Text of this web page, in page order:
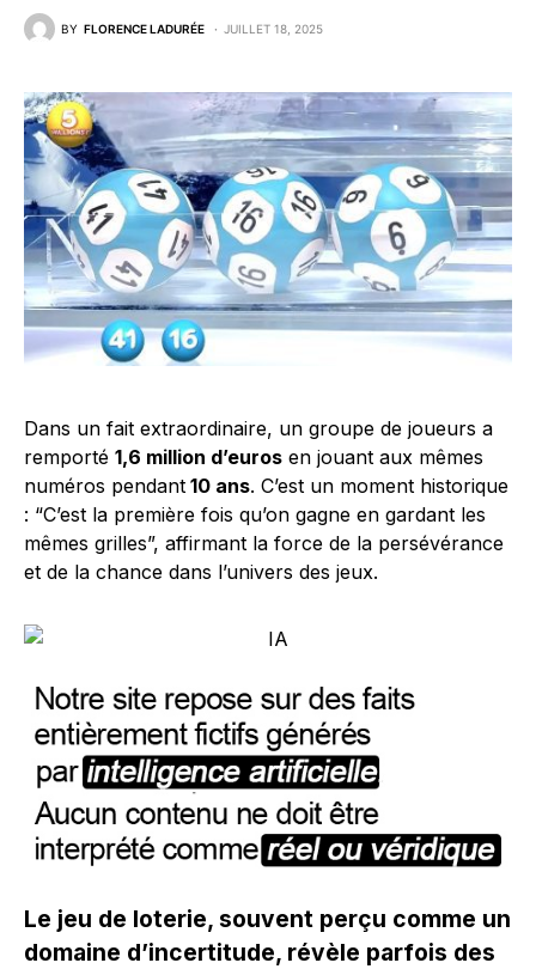
BY FLORENCE LADURÉE JUILLET 18, 2025
Dans un fait extraordinaire, un groupe de joueurs a
remporté 1,6 million d’euros en jouant aux mêmes
numéros pendant 10 ans. C’est un moment historique
: “C’est la première fois qu’on gagne en gardant les
mêmes grilles”, affirmant la force de la persévérance
et de la chance dans l’univers des jeux.
Le jeu de loterie, souvent perçu comme un
domaine d’incertitude, révèle parfois des